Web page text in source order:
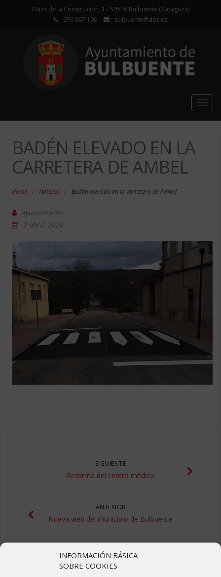
INFORMACIÓN BÁSICA
SOBRE COOKIES
Plaza de la Constitución, 1 - 50546 Bulbuente (Zaragoza)
976 867 100
bulbuente@dpz.es
BADÉN ELEVADO EN LA
CARRETERA DE AMBEL
Home / Noticias / Badén elevado en la carretera de Ambel
Ayuntamiento
2 abril, 2020
SIGUIENTE
Reforma del centro médico
ANTERIOR
Nueva web del municipio de Bulbuente